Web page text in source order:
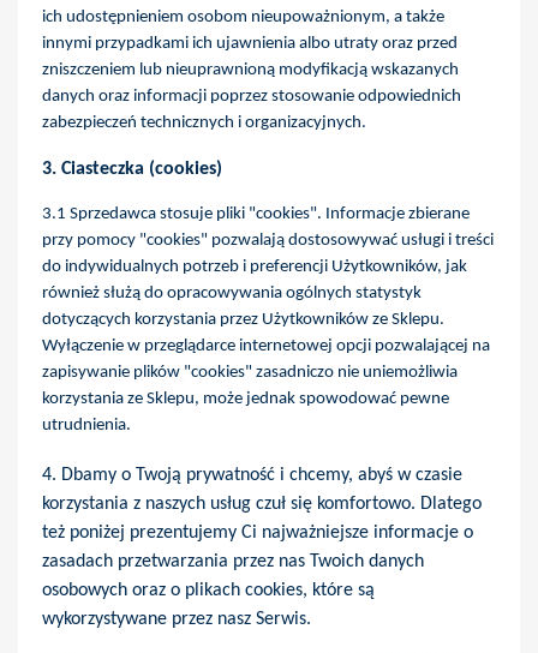
ich udostępnieniem osobom nieupoważnionym, a także
innymi przypadkami ich ujawnienia albo utraty oraz przed
zniszczeniem lub nieuprawnioną modyfikacją wskazanych
danych oraz informacji poprzez stosowanie odpowiednich
zabezpieczeń technicznych i organizacyjnych.
3. Ciasteczka (cookies)
3.1 Sprzedawca stosuje pliki "cookies". Informacje zbierane
przy pomocy "cookies" pozwalają dostosowywać usługi i treści
do indywidualnych potrzeb i preferencji Użytkowników, jak
również służą do opracowywania ogólnych statystyk
dotyczących korzystania przez Użytkowników ze Sklepu.
Wyłączenie w przeglądarce internetowej opcji pozwalającej na
zapisywanie plików "cookies" zasadniczo nie uniemożliwia
korzystania ze Sklepu, może jednak spowodować pewne
utrudnienia.
4. Dbamy o Twoją prywatność i chcemy, abyś w czasie
korzystania z naszych usług czuł się komfortowo. Dlatego
też poniżej prezentujemy Ci najważniejsze informacje o
zasadach przetwarzania przez nas Twoich danych
osobowych oraz o plikach cookies, które są
wykorzystywane przez nasz Serwis.